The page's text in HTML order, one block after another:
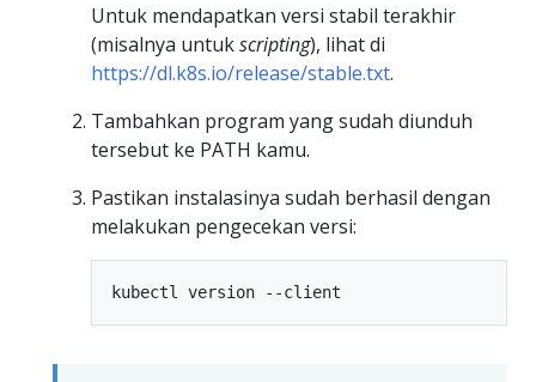
Untuk mendapatkan versi stabil terakhir
(misalnya untukscripting), lihat di
https://dl.k8s.io/release/stable.txt.
Tambahkan program yang sudah diunduh
tersebut ke PATH kamu.
Pastikan instalasinya sudah berhasil dengan
melakukan pengecekan versi: